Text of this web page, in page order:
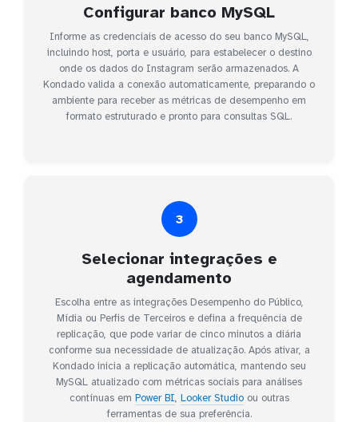
Configurar banco MySQL
Informe as credenciais de acesso do seu banco MySQL,
incluindo host, porta e usuário, para estabelecer o destino
onde os dados do Instagram serão armazenados. A
Kondado valida a conexão automaticamente, preparando o
ambiente para receber as métricas de desempenho em
formato estruturado e pronto para consultas SQL.
3
Selecionar integrações e
agendamento
Escolha entre as integrações Desempenho do Público,
Mídia ou Perfis de Terceiros e defina a frequência de
replicação, que pode variar de cinco minutos a diária
conforme sua necessidade de atualização. Após ativar, a
Kondado inicia a replicação automática, mantendo seu
MySQL atualizado com métricas sociais para análises
contínuas em Power BI, Looker Studioou outras
ferramentas de sua preferência.